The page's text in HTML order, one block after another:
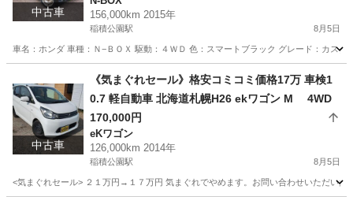
中古車
156,000km 2015年
稲積公園駅 8月5日
車名：ホンダ 車種：Ｎ−ＢＯＸ 駆動：４ＷＤ 色：スマートブラック グレード：カス
稲積公園駅 N-BOX
中古車
《気まぐれセール》格安コミコミ価格17万 車検1
0.7 軽自動車 北海道札幌H26 ekワゴン M 4WD
170,000円
eKワゴン
126,000km 2014年
稲積公園駅 8月5日
<気まぐれセール> ２１万円→１７万円 気まぐれでやめます。お問い合わせいただい